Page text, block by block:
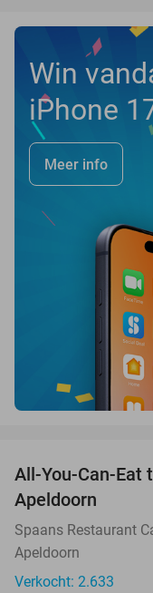
Win
iPhone
Meer info
All-You-Can-Eat
Apeldoorn
Spaans Restaurant
Apeldoorn
Verkocht: 2.633